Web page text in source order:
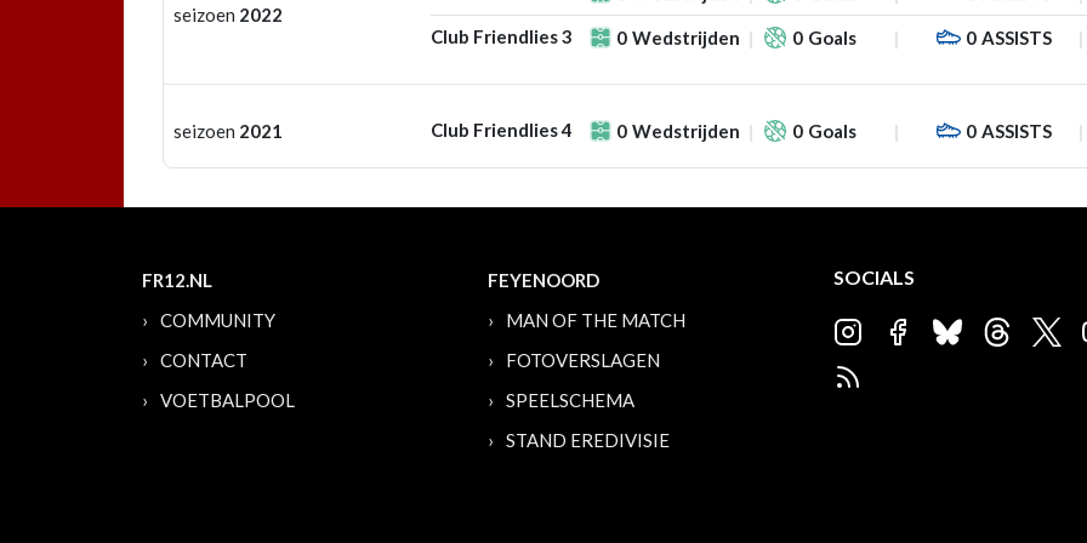
seizoen 2022
Club Friendlies 3 0 Wedstrijden 0 Goals 0 ASSISTS
seizoen 2021 Club Friendlies 4 0 Wedstrijden 0 Goals 0 ASSISTS
FR12.NL
COMMUNITY
CONTACT
VOETBALPOOL
FEYENOORD
MAN OF THE MATCH
FOTOVERSLAGEN
SPEELSCHEMA
STAND EREDIVISIE
SOCIALS